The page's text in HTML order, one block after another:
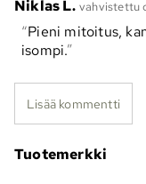
Niklas L. vahvistettu
Pieni mitoitus,
isompi.
Lisää kommentti
Tuotemerkki